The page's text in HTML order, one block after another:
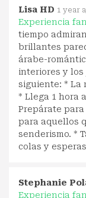
Lisa HD 1 year
Experiencia
tiempo
brillantes
árabe-
interiores y los
siguiente: * La
* Llega 1 hora
Prepárate
para aquellos
senderismo. *
colas y
Stephanie
Experiencia